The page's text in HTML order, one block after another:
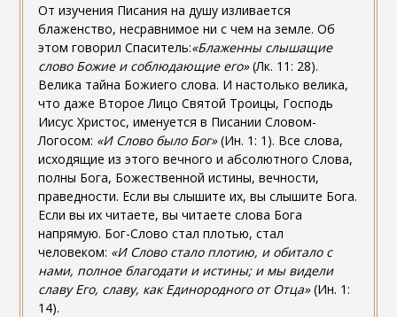
От изучения Писания на душу изливается
блаженство, несравнимое ни с чем на земле. Об
этом говорил Спаситель:«Блаженны слышащие
слово Божие и соблюдающие его»(Лк. 11: 28).
Велика тайна Божиего слова. И настолько велика,
что даже Второе Лицо Святой Троицы, Господь
Иисус Христос, именуется в Писании Словом-
Логосом: «И Слово было Бог»(Ин. 1: 1). Все слова,
исходящие из этого вечного и абсолютного Слова,
полны Бога, Божественной истины, вечности,
праведности. Если вы слышите их, вы слышите Бога.
Если вы их читаете, вы читаете слова Бога
напрямую. Бог-Слово стал плотью, стал
человеком: «И Слово стало плотию, и обитало с
нами, полное благодати и истины; и мы видели
славу Его, славу, как Единородного от Отца»(Ин. 1:
14).